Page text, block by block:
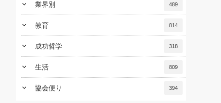
keyboard_arrow_down 業界別 489
keyboard_arrow_down 教育 814
keyboard_arrow_down 成功哲学 318
keyboard_arrow_down 生活 809
keyboard_arrow_down 協会便り 394